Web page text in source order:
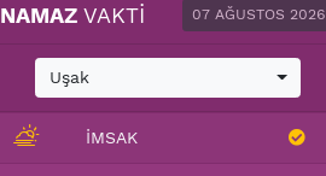
NAMAZ VAKTI 07 AĞUSTOS 2026
Uşak
İMSAK